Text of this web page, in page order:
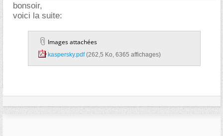
bonsoir,
voici la suite:
Images attachées
kaspersky.pdf‎ (262,5 Ko, 6365 affichages)